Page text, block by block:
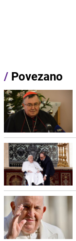
/ Povezano